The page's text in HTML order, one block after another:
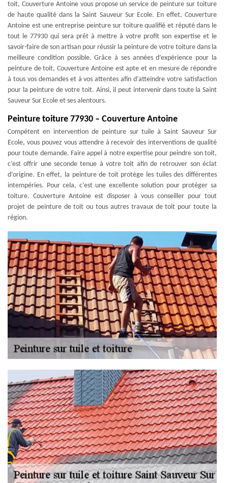
toit, Couverture Antoine vous propose un service de peinture sur toiture
de haute qualité dans la Saint Sauveur Sur Ecole. En effet, Couverture
Antoine est une entreprise peinture sur toiture qualifié et réputé dans le
tout le 77930 qui sera prêt à mettre à votre profit son expertise et le
savoir-faire de son artisan pour réussir la peinture de votre toiture dans la
meilleure condition possible. Grâce à ses années d’expérience pour la
peinture de toit, Couverture Antoine est apte et en mesure de répondre
à tous vos demandes et à vos attentes afin d’atteindre votre satisfaction
pour la peinture de votre toit. Ainsi, il peut intervenir dans toute la Saint
Sauveur Sur Ecole et ses alentours.
Peinture toiture 77930 – Couverture Antoine
Compétent en intervention de peinture sur tuile à Saint Sauveur Sur
Ecole, vous pouvez vous attendre à recevoir des interventions de qualité
pour toute demande. Faire appel à notre expertise pour peindre son toit,
c’est offrir une seconde tenue à votre toit afin de retrouver son éclat
d’origine. En effet, la peinture de toit protège les tuiles des différentes
intempéries. Pour cela, c’est une excellente solution pour protéger sa
toiture. Couverture Antoine est disposer à vous conseiller pour tout
projet de peinture de toit ou tous autres travaux de toit pour toute la
région.